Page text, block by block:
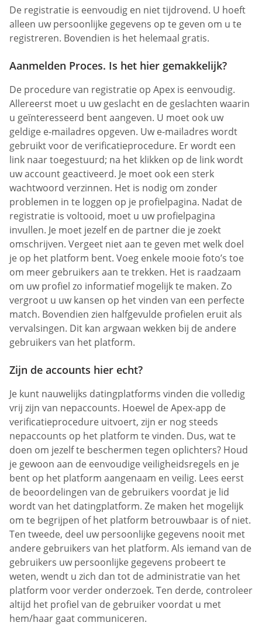
De registratie is eenvoudig en niet tijdrovend. U hoeft
alleen uw persoonlijke gegevens op te geven om u te
registreren. Bovendien is het helemaal gratis.
Aanmelden Proces. Is het hier gemakkelijk?
De procedure van registratie op Apex is eenvoudig.
Allereerst moet u uw geslacht en de geslachten waarin
u geïnteresseerd bent aangeven. U moet ook uw
geldige e-mailadres opgeven. Uw e-mailadres wordt
gebruikt voor de verificatieprocedure. Er wordt een
link naar toegestuurd; na het klikken op de link wordt
uw account geactiveerd. Je moet ook een sterk
wachtwoord verzinnen. Het is nodig om zonder
problemen in te loggen op je profielpagina. Nadat de
registratie is voltooid, moet u uw profielpagina
invullen. Je moet jezelf en de partner die je zoekt
omschrijven. Vergeet niet aan te geven met welk doel
je op het platform bent. Voeg enkele mooie foto’s toe
om meer gebruikers aan te trekken. Het is raadzaam
om uw profiel zo informatief mogelijk te maken. Zo
vergroot u uw kansen op het vinden van een perfecte
match. Bovendien zien halfgevulde profielen eruit als
vervalsingen. Dit kan argwaan wekken bij de andere
gebruikers van het platform.
Zijn de accounts hier echt?
Je kunt nauwelijks datingplatforms vinden die volledig
vrij zijn van nepaccounts. Hoewel de Apex-app de
verificatieprocedure uitvoert, zijn er nog steeds
nepaccounts op het platform te vinden. Dus, wat te
doen om jezelf te beschermen tegen oplichters? Houd
je gewoon aan de eenvoudige veiligheidsregels en je
bent op het platform aangenaam en veilig. Lees eerst
de beoordelingen van de gebruikers voordat je lid
wordt van het datingplatform. Ze maken het mogelijk
om te begrijpen of het platform betrouwbaar is of niet.
Ten tweede, deel uw persoonlijke gegevens nooit met
andere gebruikers van het platform. Als iemand van de
gebruikers uw persoonlijke gegevens probeert te
weten, wendt u zich dan tot de administratie van het
platform voor verder onderzoek. Ten derde, controleer
altijd het profiel van de gebruiker voordat u met
hem/haar gaat communiceren.